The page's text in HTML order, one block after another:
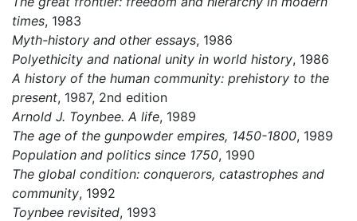
times, 1983
Myth-history and other essays, 1986
Polyethicity and national unity in world history, 1986
A history of the human community: prehistory to the
present, 1987, 2nd edition
Arnold J. Toynbee. A life, 1989
The age of the gunpowder empires, 1450-1800, 1989
Population and politics since 1750, 1990
The global condition: conquerors, catastrophes and
community, 1992
Toynbee revisited, 1993